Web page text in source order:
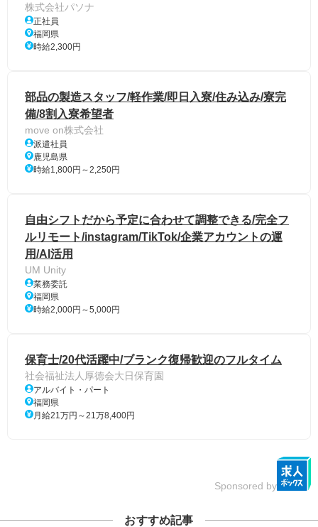
株式会社パソナ
正社員
福岡県
時給2,300円
部品の製造スタッフ/軽作業/即日入寮/住み込み/寮完
備/8割入寮希望者
move on株式会社
派遣社員
鹿児島県
時給1,800円～2,250円
自由シフトだから予定に合わせて調整できる/完全フ
ルリモート/instagram/TikTok/企業アカウントの運
用/AI活用
UM Unity
業務委託
福岡県
時給2,000円～5,000円
保育士/20代活躍中/ブランク復帰歓迎のフルタイム
社会福祉法人厚徳会大日保育園
アルバイト・パート
福岡県
月給21万円～21万8,400円
Sponsored by
おすすめ記事